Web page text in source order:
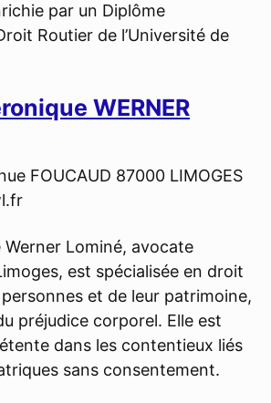
par un Diplôme
Routier de l’Université de
WERNER
FOUCAUD 87000 LIMOGES
Lominé, avocate
est spécialisée en droit
et de leur patrimoine,
préjudice corporel. Elle est
dans les contentieux liés
sans consentement.